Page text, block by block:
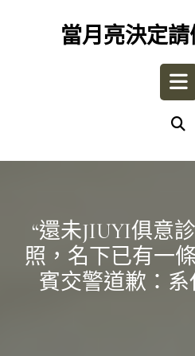
當月亮決定
“還未JIUYI俱意
照，名下已有一
賓交警道歉：